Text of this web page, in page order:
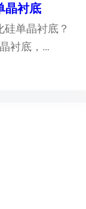
晶衬底
单晶衬底？
衬底，…